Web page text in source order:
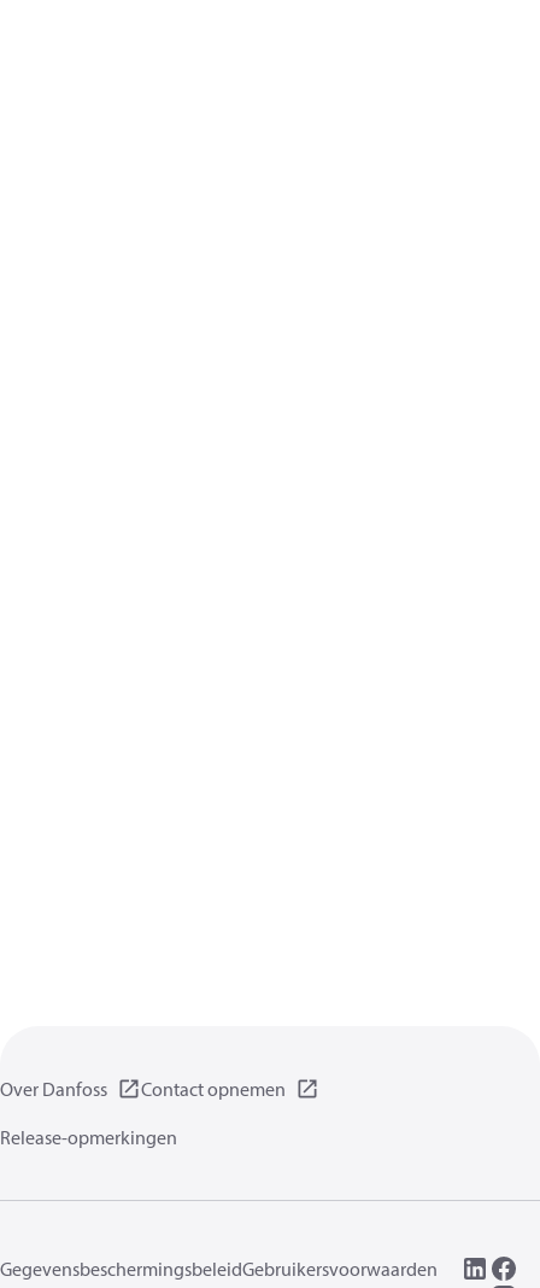
Over Danfoss
Contact opnemen
Release-opmerkingen
GegevensbeschermingsbeleidGebruikersvoorwaarden